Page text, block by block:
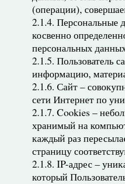
(операции),
2.1.4. Персональные
косвенно
персональных
2.1.5. Пользователь
информацию,
2.1.6. Сайт –
сети Интернет по
2.1.7. Cookies –
хранимый на
каждый раз
страницу
2.1.8. IP-адрес –
который